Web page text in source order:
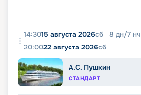
14:3015 августа 2026сб 8 дн/7 нч
20:0022 августа 2026сб
А.С. Пушкин
СТАНДАРТ